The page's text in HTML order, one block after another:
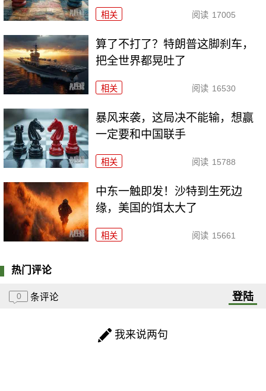
相关 阅读 17005
算了不打了？特朗普这脚刹车，
把全世界都晃吐了
相关 阅读 16530
暴风来袭，这局决不能输，想赢
一定要和中国联手
相关 阅读 15788
中东一触即发！沙特到生死边
缘，美国的饵太大了
相关 阅读 15661
热门评论
0 条评论 登陆
我来说两句